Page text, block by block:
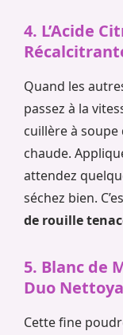
4. L’Acide
Quand les
passez à la
cuillère à soupe
chaude.
attendez
séchez bien.
de rouille
5. Blanc de
Duo
Cette fine